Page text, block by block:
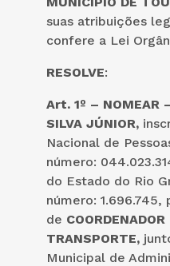
suas atribuições
confere a Lei
RESOLVE:
Art. 1º – NOMEAR
SILVA JÚNIOR,
Nacional de
número:
do Estado do Rio
número: 1.696.745,
de COORDENADOR
TRANSPORTE,
Municipal de